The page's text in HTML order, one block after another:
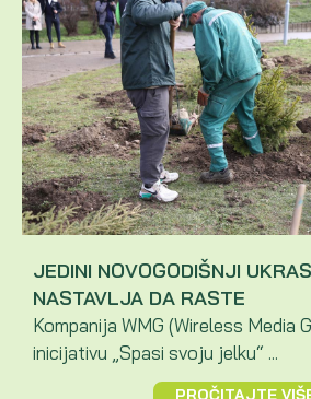
JEDINI NOVOGODIŠNJI
NASTAVLJA DA RASTE
Kompanija WMG (Wireless Media
inicijativu „Spasi svoju jelku“ ...
PROČITAJTE